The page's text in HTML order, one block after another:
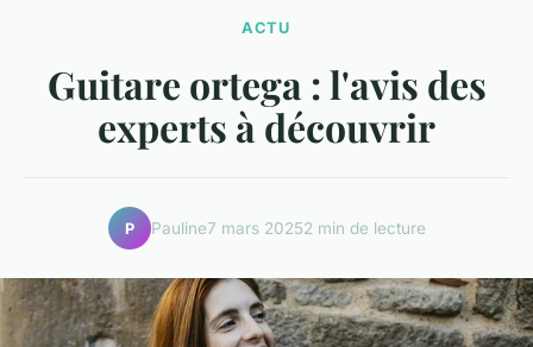
ACTU
Guitare ortega : l'avis des
experts à découvrir
P Pauline7 mars 20252 min de lecture